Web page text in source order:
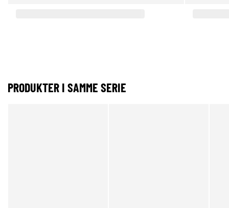
PRODUKTER I SAMME SERIE